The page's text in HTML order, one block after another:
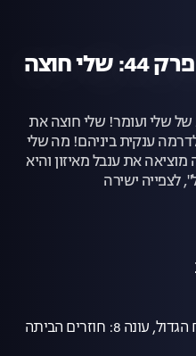
האח הגדול, עונה 8, פרק 44: שלי חוצה
של שלי ועומר! שלי חוצה את
ענקית ביניהם! מה שלי
את ענבל מאיזון והיא
לצפייה ישירה
עונה 8: חוזרים הביתה